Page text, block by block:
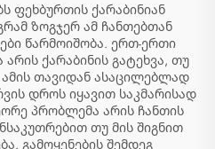
ფეხბურთის ქარაბინიან
ზოგჯერ ამ ჩანთებთან
წარმოიშობა. ერთ-ერთი
ქარაბინის გატეხვა, თუ
თავიდან ასაცილებლად
დროს იყავით საკმარისად
პრობლემა არის ჩანთის
თუ მის შიგნით
გამოყენების შემდეგ